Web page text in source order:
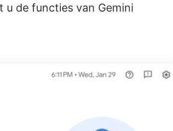
u de functies van Gemini